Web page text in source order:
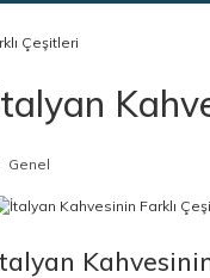
Çeşitleri
Genel